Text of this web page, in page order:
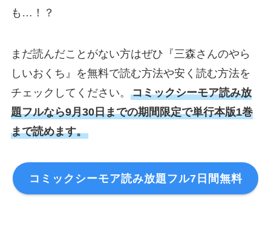
も…！？
まだ読んだことがない方はぜひ『三森さんのやら
しいおくち』を無料で読む方法や安く読む方法を
チェックしてください。 コミックシーモア読み放
題フルなら9月30日までの期間限定で単行本版1巻
まで読めます。
コミックシーモア読み放題フル7日間無料